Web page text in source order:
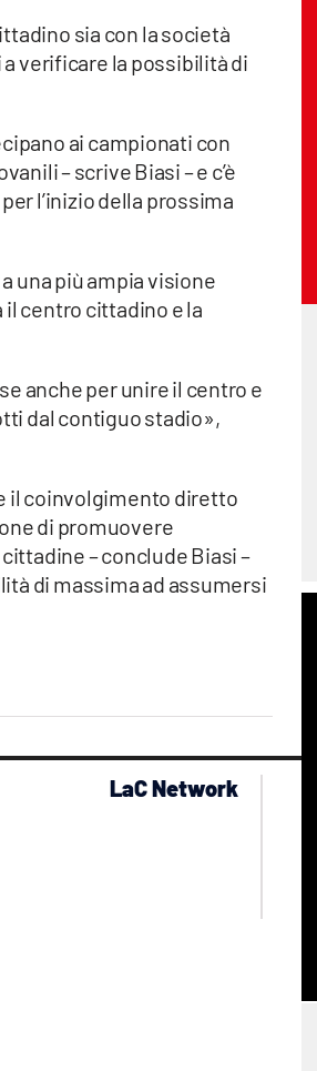
sia con la società
verificare la possibilità di
ai campionati con
– scrive Biasi – e c’è
l’inizio della prossima
una più ampia visione
centro cittadino e la
anche per unire il centro e
dal contiguo stadio»,
il coinvolgimento diretto
di promuovere
– conclude Biasi –
di massima ad assumersi
LaC Network